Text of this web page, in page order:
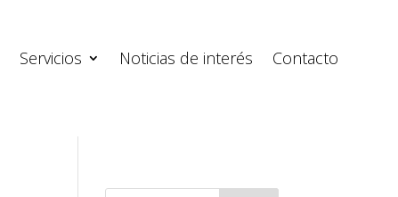
Servicios Noticias de interés Contacto